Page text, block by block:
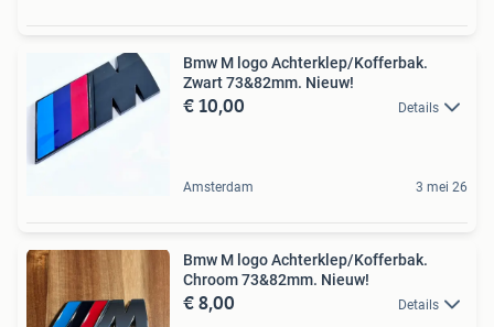
Bmw M logo Achterklep/Kofferbak.
Zwart 73&82mm. Nieuw!
€ 10,00 Details
Amsterdam 3 mei 26
Bmw M logo Achterklep/Kofferbak.
Chroom 73&82mm. Nieuw!
€ 8,00 Details